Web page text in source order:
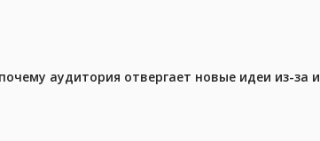
аудитория отвергает новые идеи из-за